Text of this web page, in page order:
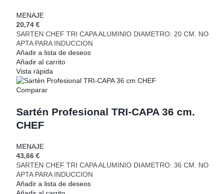
MENAJE
20,74 €
SARTEN CHEF TRI CAPA ALUMINIO DIAMETRO: 20 CM. NO
APTA PARA INDUCCION
Añadir a lista de deseos
Añadir al carrito
Vista rápida
Comparar
Sartén Profesional TRI-CAPA 36 cm.
CHEF
MENAJE
43,66 €
SARTEN CHEF TRI CAPA ALUMINIO DIAMETRO: 36 CM. NO
APTA PARA INDUCCION
Añadir a lista de deseos